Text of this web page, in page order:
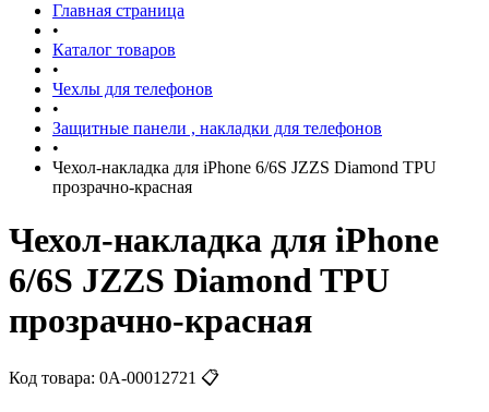
Главная страница
•
Каталог товаров
•
Чехлы для телефонов
•
Защитные панели , накладки для телефонов
•
Чехол-накладка для iPhone 6/6S JZZS Diamond TPU
прозрачно-красная
Чехол-накладка для iPhone
6/6S JZZS Diamond TPU
прозрачно-красная
Код товара: 0А-00012721 📋